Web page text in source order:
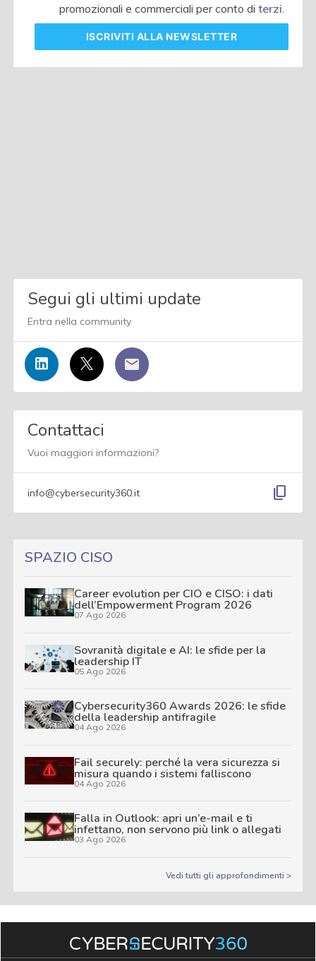
promozionali e commerciali per conto diterzi.
ISCRIVITI ALLA NEWSLETTER
Segui gli ultimi update
Entra nella community
Contattaci
Vuoi maggiori informazioni?
info@cybersecurity360.it content_copy
SPAZIO CISO
Career evolution per CIO e CISO: i dati
dell’Empowerment Program 2026
07 Ago 2026
Sovranità digitale e AI: le sfide per la
leadership IT
05 Ago 2026
Cybersecurity360 Awards 2026: le sfide
della leadership antifragile
04 Ago 2026
Fail securely: perché la vera sicurezza si
misura quando i sistemi falliscono
04 Ago 2026
Falla in Outlook: apri un’e-mail e ti
infettano, non servono più link o allegati
03 Ago 2026
Vedi tutti gli approfondimenti >